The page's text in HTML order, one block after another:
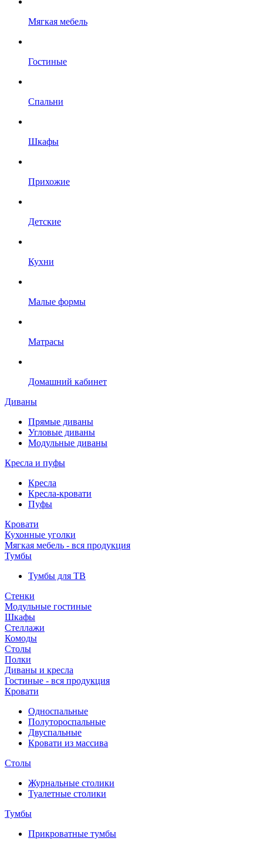
Мягкая мебель
Гостиные
Спальни
Шкафы
Прихожие
Детские
Кухни
Малые формы
Матрасы
Домашний кабинет
Диваны
Прямые диваны
Угловые диваны
Модульные диваны
Кресла и пуфы
Кресла
Кресла-кровати
Пуфы
Кровати
Кухонные уголки
Мягкая мебель - вся продукция
Тумбы
Тумбы для ТВ
Стенки
Модульные гостиные
Шкафы
Стеллажи
Комоды
Столы
Полки
Диваны и кресла
Гостиные - вся продукция
Кровати
Односпальные
Полутороспальные
Двуспальные
Кровати из массива
Столы
Журнальные столики
Туалетные столики
Тумбы
Прикроватные тумбы